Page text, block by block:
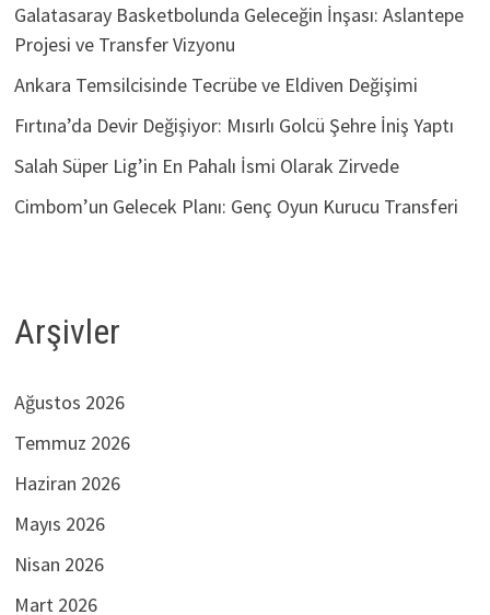
Galatasaray Basketbolunda Geleceğin İnşası: Aslantepe
Projesi ve Transfer Vizyonu
Ankara Temsilcisinde Tecrübe ve Eldiven Değişimi
Fırtına’da Devir Değişiyor: Mısırlı Golcü Şehre İniş Yaptı
Salah Süper Lig’in En Pahalı İsmi Olarak Zirvede
Cimbom’un Gelecek Planı: Genç Oyun Kurucu Transferi
Arşivler
Ağustos 2026
Temmuz 2026
Haziran 2026
Mayıs 2026
Nisan 2026
Mart 2026